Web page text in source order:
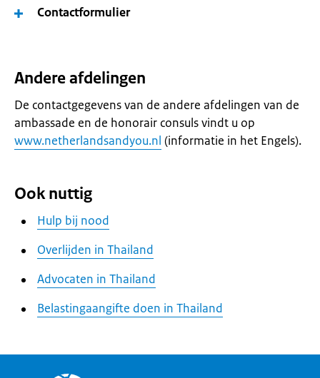
Contactformulier
Andere afdelingen
De contactgegevens van de andere afdelingen van de
ambassade en de honorair consuls vindt u op
www.netherlandsandyou.nl (informatie in het Engels).
Ook nuttig
Hulp bij nood
Overlijden in Thailand
Advocaten in Thailand
Belastingaangifte doen in Thailand